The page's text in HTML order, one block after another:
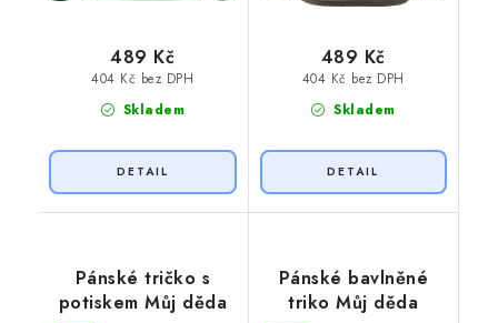
Skladem
404 Kč bez DPH
489 Kč
Skladem
404 Kč bez DPH
489 Kč
Pánské tričko s
potiskem Můj děda
Pánské bavlněné
triko Můj děda